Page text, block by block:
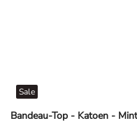
Sale